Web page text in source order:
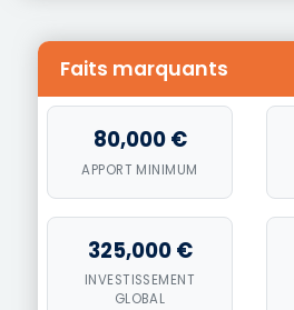
Faits marquants
80,000 €
APPORT MINIMUM
325,000 €
INVESTISSEMENT
GLOBAL